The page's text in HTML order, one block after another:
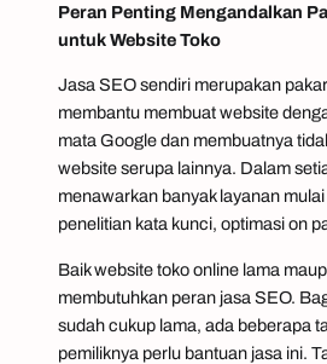
Peran Penting Mengandalkan
untuk Website Toko
Jasa SEO sendiri merupakan
membantu membuat website
mata Google dan membuatnya
website serupa lainnya. Dalam
menawarkan banyak layanan
penelitian kata kunci, optimasion
Baik website tokoonline lama
membutuhkan peran jasa SEO.
sudah cukup lama, ada beberapa
pemiliknya perlu bantuan jasa ini.